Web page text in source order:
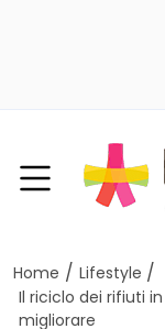
Home / Lifestyle /
Il riciclo dei rifiuti
migliorare